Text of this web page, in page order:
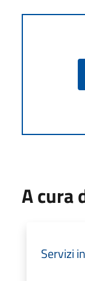
A cura
Servizi